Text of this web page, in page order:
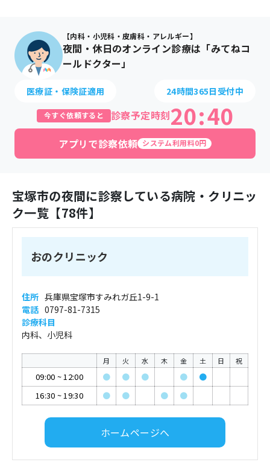
【内科・小児科・皮膚科・アレルギー】
夜間・休日のオンライン診療は「みてねコ
ールドクター」
医療証・保険証適用 24時間365日受付中
今すぐ依頼すると 診察予定時刻20:40
アプリで診察依頼 システム利用料0円
宝塚市の夜間に診察している病院・クリニッ
ク一覧【78件】
おのクリニック
住所 兵庫県宝塚市すみれガ丘1-9-1
電話 0797-81-7315
診療科目
内科、小児科
月 火 水 木 金 土 日 祝
09:00 ~12:00 ● ● ● ●
●
16:30 ~19:30 ● ● ● ●
ホームページへ